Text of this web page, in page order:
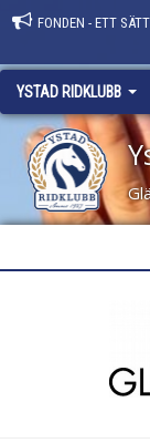
FONDEN - ETT
YSTAD RIDKLUBB